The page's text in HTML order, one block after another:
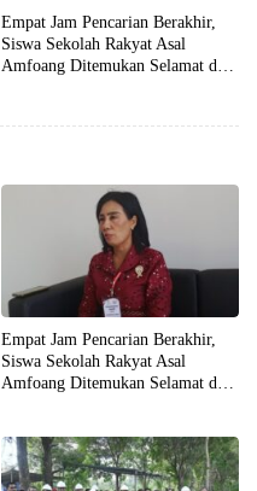
Empat Jam Pencarian Berakhir,
Siswa Sekolah Rakyat Asal
Amfoang Ditemukan Selamat dan
Empat Jam Pencarian Berakhir,
Siswa Sekolah Rakyat Asal
Amfoang Ditemukan Selamat dan